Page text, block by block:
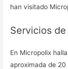
han visitado
Servicios
En Micropolix
aproximada de